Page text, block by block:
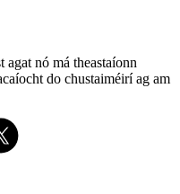
agat nó má theastaíonn
do chustaiméirí ag am